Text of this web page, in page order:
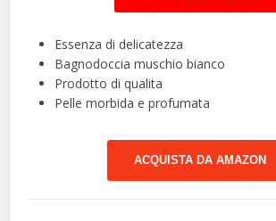
Essenza di delicatezza
Bagnodoccia muschio bianco
Prodotto di qualita
Pelle morbida e profumata
ACQUISTA DA AMAZON